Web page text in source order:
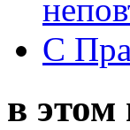
С
в этом